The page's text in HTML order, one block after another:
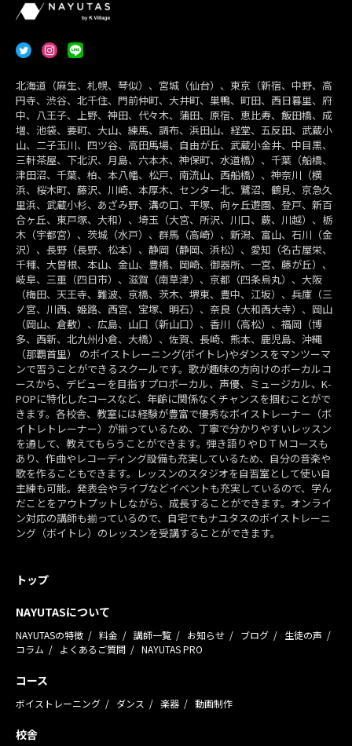
北海道（麻生、札幌、琴似）、宮城（仙台）、東京（新宿、中野、高
円寺、渋谷、北千住、門前仲町、大井町、巣鴨、町田、西日暮里、府
中、八王子、上野、神田、代々木、蒲田、原宿、恵比寿、飯田橋、成
増、池袋、要町、大山、練馬、調布、浜田山、経堂、五反田、武蔵小
山、二子玉川、四ツ谷、高田馬場、自由が丘、武蔵小金井、中目黒、
三軒茶屋、下北沢、月島、六本木、神保町、水道橋）、千葉（船橋、
津田沼、千葉、柏、本八幡、松戸、南流山、西船橋）、神奈川（横
浜、桜木町、藤沢、川崎、本厚木、センター北、鷺沼、鶴見、京急久
里浜、武蔵小杉、あざみ野、溝の口、平塚、向ヶ丘遊園、登戸、新百
合ヶ丘、東戸塚、大和）、埼玉（大宮、所沢、川口、蕨、川越）、栃
木（宇都宮）、茨城（水戸）、群馬（高崎）、新潟、富山、石川（金
沢）、長野（長野、松本）、静岡（静岡、浜松）、愛知（名古屋栄、
千種、大曽根、本山、金山、豊橋、岡崎、御器所、一宮、藤が丘）、
岐阜、三重（四日市）、滋賀（南草津）、京都（四条烏丸）、大阪
（梅田、天王寺、難波、京橋、茨木、堺東、豊中、江坂）、兵庫（三
ノ宮、川西、姫路、西宮、宝塚、明石）、奈良（大和西大寺）、岡山
（岡山、倉敷）、広島、山口（新山口）、香川（高松）、福岡（博
多、西新、北九州小倉、大橋）、佐賀、長崎、熊本、鹿児島、沖縄
（那覇首里） のボイストレーニング(ボイトレ)やダンスをマンツーマ
ンで習うことができるスクールです。歌が趣味の方向けのボーカルコ
ースから、デビューを目指すプロボーカル、声優、ミュージカル、K-
POPに特化したコースなど、年齢に関係なくチャンスを掴むことがで
きます。各校舎、教室には経験が豊富で優秀なボイストレーナー（ボ
イトレトレーナー）が揃っているため、丁寧で分かりやすいレッスン
を通して、教えてもらうことができます。弾き語りやＤＴＭコースも
あり、作曲やレコーディング設備も充実しているため、自分の音楽や
歌を作ることもできます。レッスンのスタジオを自習室として使い自
主練も可能。発表会やライブなどイベントも充実しているので、学ん
だことをアウトプットしながら、成長することができます。オンライ
ン対応の講師も揃っているので、自宅でもナユタスのボイストレーニ
ング（ボイトレ）のレッスンを受講することができます。
トップ
NAYUTASについて
NAYUTASの特徴 料金 講師一覧 お知らせ ブログ
生徒の声
コラム
よくあるご質問 NAYUTAS PRO
コース
ボイストレーニング ダンス 楽器 動画制作
校舎